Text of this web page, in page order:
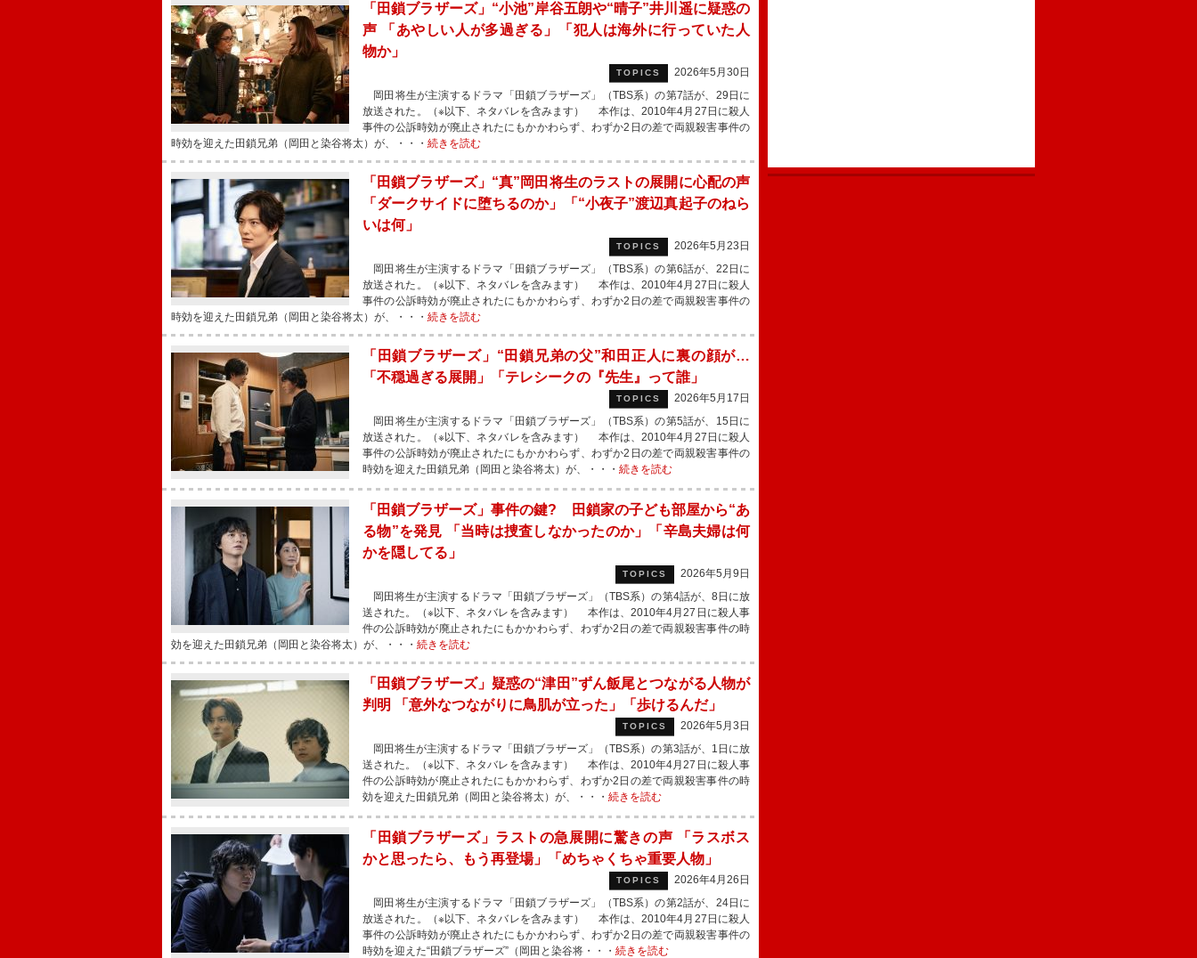
「田鎖ブラザーズ」“小池”岸谷五朗や“晴子”井川遥に疑惑の
声 「あやしい人が多過ぎる」「犯人は海外に行っていた人
物か」
TOPICS
2026年5月30日
岡田将生が主演するドラマ「田鎖ブラザーズ」（TBS系）の第7話が、29日に
放送された。（※以下、ネタバレを含みます） 本作は、2010年4月27日に殺人
事件の公訴時効が廃止されたにもかかわらず、わずか2日の差で両親殺害事件の
時効を迎えた田鎖兄弟（岡田と染谷将太）が、・・・ 続きを読む
「田鎖ブラザーズ」“真”岡田将生のラストの展開に心配の声
「ダークサイドに堕ちるのか」「“小夜子”渡辺真起子のねら
いは何」
TOPICS
2026年5月23日
岡田将生が主演するドラマ「田鎖ブラザーズ」（TBS系）の第6話が、22日に
放送された。（※以下、ネタバレを含みます） 本作は、2010年4月27日に殺人
事件の公訴時効が廃止されたにもかかわらず、わずか2日の差で両親殺害事件の
時効を迎えた田鎖兄弟（岡田と染谷将太）が、・・・ 続きを読む
「田鎖ブラザーズ」“田鎖兄弟の父”和田正人に裏の顔が…
「不穏過ぎる展開」「テレシークの『先生』って誰」
TOPICS
2026年5月17日
岡田将生が主演するドラマ「田鎖ブラザーズ」（TBS系）の第5話が、15日に
放送された。（※以下、ネタバレを含みます） 本作は、2010年4月27日に殺人
事件の公訴時効が廃止されたにもかかわらず、わずか2日の差で両親殺害事件の
時効を迎えた田鎖兄弟（岡田と染谷将太）が、・・・ 続きを読む
「田鎖ブラザーズ」事件の鍵? 田鎖家の子ども部屋から“あ
る物”を発見 「当時は捜査しなかったのか」「辛島夫婦は何
かを隠してる」
TOPICS
2026年5月9日
岡田将生が主演するドラマ「田鎖ブラザーズ」（TBS系）の第4話が、8日に放
送された。（※以下、ネタバレを含みます） 本作は、2010年4月27日に殺人事
件の公訴時効が廃止されたにもかかわらず、わずか2日の差で両親殺害事件の時
効を迎えた田鎖兄弟（岡田と染谷将太）が、・・・ 続きを読む
「田鎖ブラザーズ」疑惑の“津田”ずん飯尾とつながる人物が
判明 「意外なつながりに鳥肌が立った」「歩けるんだ」
TOPICS
2026年5月3日
岡田将生が主演するドラマ「田鎖ブラザーズ」（TBS系）の第3話が、1日に放
送された。（※以下、ネタバレを含みます） 本作は、2010年4月27日に殺人事
件の公訴時効が廃止されたにもかかわらず、わずか2日の差で両親殺害事件の時
効を迎えた田鎖兄弟（岡田と染谷将太）が、・・・ 続きを読む
「田鎖ブラザーズ」ラストの急展開に驚きの声 「ラスボス
かと思ったら、もう再登場」「めちゃくちゃ重要人物」
TOPICS
2026年4月26日
岡田将生が主演するドラマ「田鎖ブラザーズ」（TBS系）の第2話が、24日に
放送された。（※以下、ネタバレを含みます） 本作は、2010年4月27日に殺人
事件の公訴時効が廃止されたにもかかわらず、わずか2日の差で両親殺害事件の
時効を迎えた“田鎖ブラザーズ”（岡田と染谷将・・・ 続きを読む